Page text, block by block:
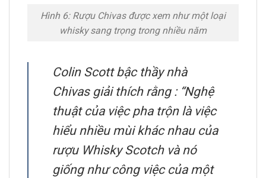
Hình 6: Rượu Chivas được xem như một loại
whisky sang trọng trong nhiều năm
Colin Scott bậc thầy nhà
Chivas giải thích rằng : “Nghệ
thuật của việc pha trộn là việc
hiểu nhiều mùi khác nhau của
rượu Whisky Scotch và nó
giống như công việc của một